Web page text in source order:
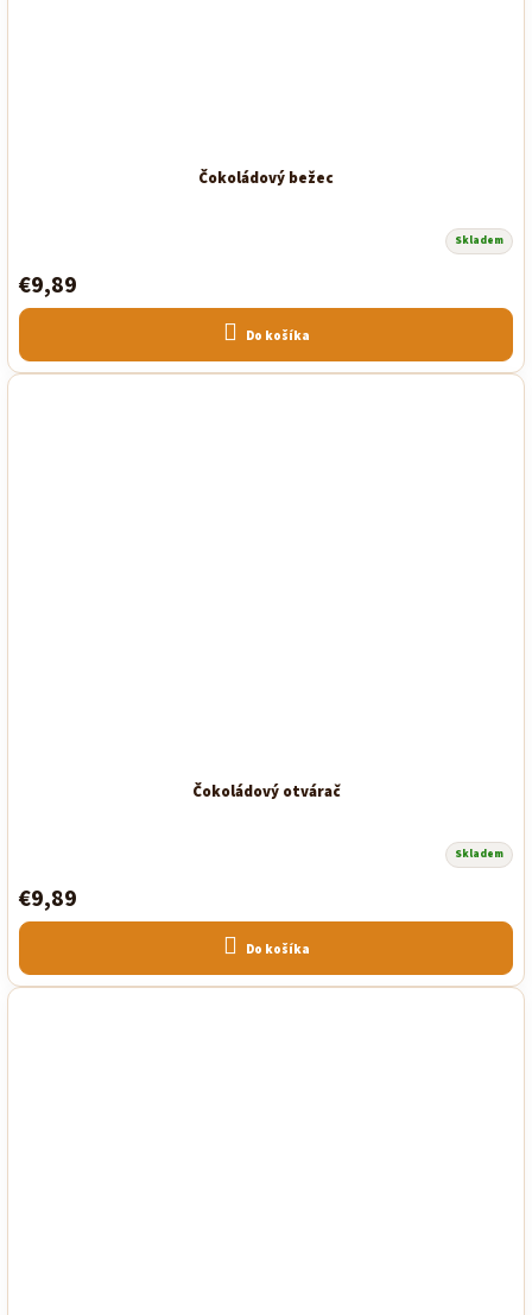
Čokoládový bežec
Skladem
€9,89
Do košíka
Čokoládový otvárač
Skladem
€9,89
Do košíka